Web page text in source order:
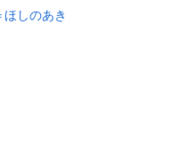
ほしのあき